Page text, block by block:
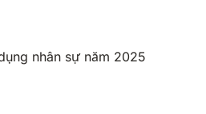
nhân sự năm 2025